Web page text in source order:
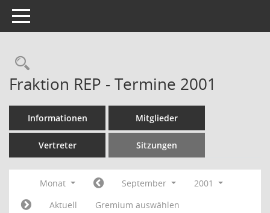
Toggle navigation
Rechercheauswahl
Fraktion REP - Termine 2001
Informationen Mitglieder
Vertreter Sitzungen
Monat September
2001
Aktuell
Gremium auswählen